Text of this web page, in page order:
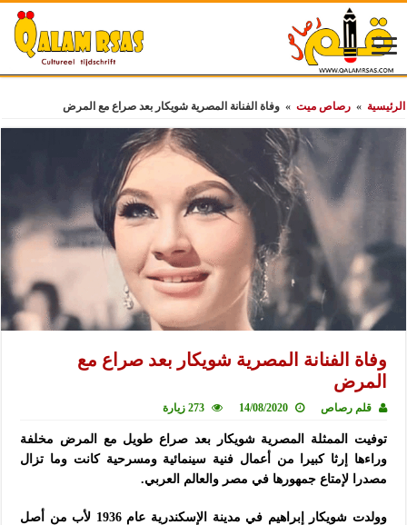
الرئيسية » رصاص ميت » وفاة الفنانة المصرية شويكار بعد صراع مع المرض
وفاة الفنانة المصرية شويكار بعد صراع مع
المرض
قلم رصاص 14/08/2020 273 زيارة
توفيت الممثلة المصرية شويكار بعد صراع طويل مع المرض مخلفة
وراءها إرثا كبيرا من أعمال فنية سينمائية ومسرحية كانت وما تزال
مصدرا لإمتاع جمهورها في مصر والعالم العربي.
وولدت شويكار إبراهيم في مدينة الإسكندرية عام 1936 لأب من أصل